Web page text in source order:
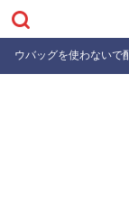
ウバッグを使わないで